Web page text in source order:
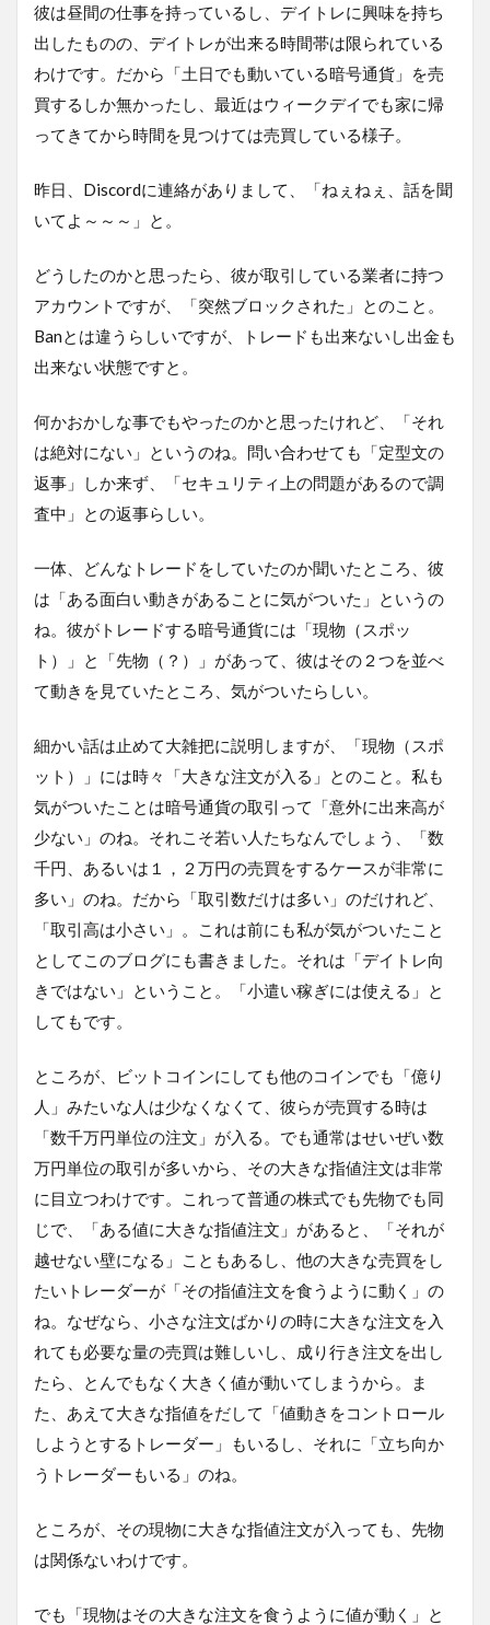
彼は昼間の仕事を持っているし、デイトレに興味を持ち
出したものの、デイトレが出来る時間帯は限られている
わけです。だから「土日でも動いている暗号通貨」を売
買するしか無かったし、最近はウィークデイでも家に帰
ってきてから時間を見つけては売買している様子。
昨日、Discordに連絡がありまして、「ねぇねぇ、話を聞
いてよ～～～」と。
どうしたのかと思ったら、彼が取引している業者に持つ
アカウントですが、「突然ブロックされた」とのこと。
Banとは違うらしいですが、トレードも出来ないし出金も
出来ない状態ですと。
何かおかしな事でもやったのかと思ったけれど、「それ
は絶対にない」というのね。問い合わせても「定型文の
返事」しか来ず、「セキュリティ上の問題があるので調
査中」との返事らしい。
一体、どんなトレードをしていたのか聞いたところ、彼
は「ある面白い動きがあることに気がついた」というの
ね。彼がトレードする暗号通貨には「現物（スポッ
ト）」と「先物（？）」があって、彼はその２つを並べ
て動きを見ていたところ、気がついたらしい。
細かい話は止めて大雑把に説明しますが、「現物（スポ
ット）」には時々「大きな注文が入る」とのこと。私も
気がついたことは暗号通貨の取引って「意外に出来高が
少ない」のね。それこそ若い人たちなんでしょう、「数
千円、あるいは１，２万円の売買をするケースが非常に
多い」のね。だから「取引数だけは多い」のだけれど、
「取引高は小さい」。これは前にも私が気がついたこと
としてこのブログにも書きました。それは「デイトレ向
きではない」ということ。「小遣い稼ぎには使える」と
してもです。
ところが、ビットコインにしても他のコインでも「億り
人」みたいな人は少なくなくて、彼らが売買する時は
「数千万円単位の注文」が入る。でも通常はせいぜい数
万円単位の取引が多いから、その大きな指値注文は非常
に目立つわけです。これって普通の株式でも先物でも同
じで、「ある値に大きな指値注文」があると、「それが
越せない壁になる」こともあるし、他の大きな売買をし
たいトレーダーが「その指値注文を食うように動く」の
ね。なぜなら、小さな注文ばかりの時に大きな注文を入
れても必要な量の売買は難しいし、成り行き注文を出し
たら、とんでもなく大きく値が動いてしまうから。ま
た、あえて大きな指値をだして「値動きをコントロール
しようとするトレーダー」もいるし、それに「立ち向か
うトレーダーもいる」のね。
ところが、その現物に大きな指値注文が入っても、先物
は関係ないわけです。
でも「現物はその大きな注文を食うように値が動く」と